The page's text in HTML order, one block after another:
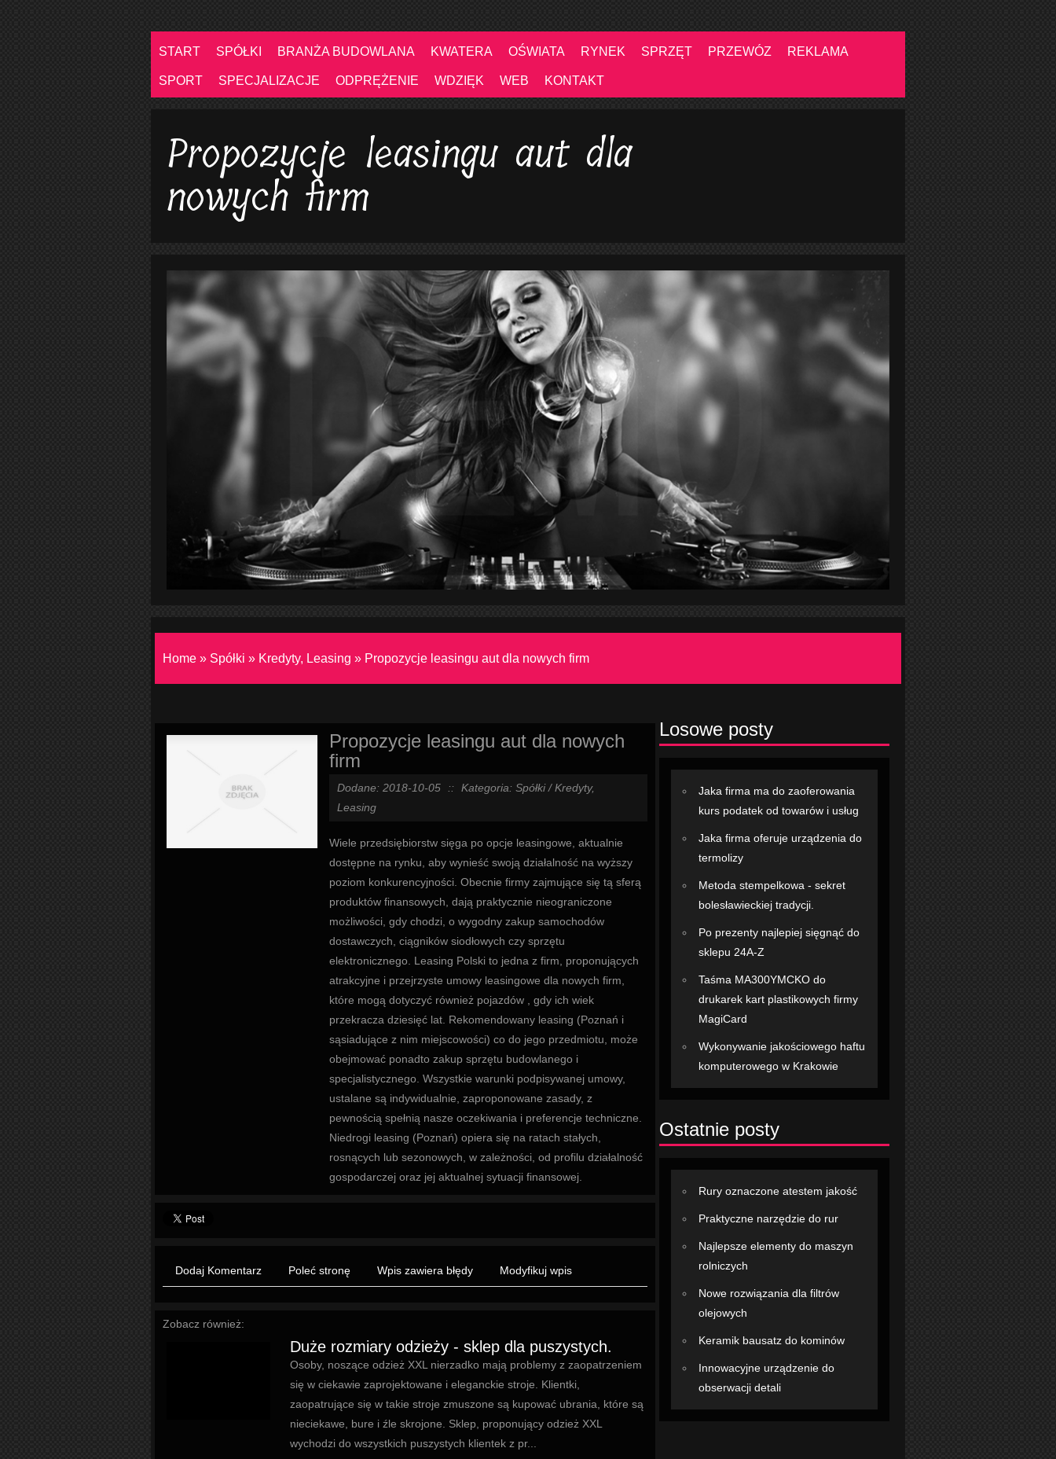
START SPÓŁKI BRANŻA BUDOWLANA KWATERA OŚWIATA RYNEK SPRZĘT PRZEWÓZ REKLAMA
SPORT SPECJALIZACJE ODPRĘŻENIE WDZIĘK WEB KONTAKT
Propozycje leasingu aut dla
nowych firm
Home » Spółki » Kredyty, Leasing » Propozycje leasingu aut dla nowych firm
Propozycje leasingu aut dla nowych
firm
Dodane: 2018-10-05 ::
Kategoria: Spółki / Kredyty,
Leasing
Wiele przedsiębiorstw sięga po opcje leasingowe, aktualnie
dostępne na rynku, aby wynieść swoją działalność na wyższy
poziom konkurencyjności. Obecnie firmy zajmujące się tą sferą
produktów finansowych, dają praktycznie nieograniczone
możliwości, gdy chodzi, o wygodny zakup samochodów
dostawczych, ciągników siodłowych czy sprzętu
elektronicznego. Leasing Polski to jedna z firm, proponujących
atrakcyjne i przejrzyste umowy leasingowe dla nowych firm,
które mogą dotyczyć również pojazdów , gdy ich wiek
przekracza dziesięć lat. Rekomendowany leasing (Poznań i
sąsiadujące z nim miejscowości) co do jego przedmiotu, może
obejmować ponadto zakup sprzętu budowlanego i
specjalistycznego. Wszystkie warunki podpisywanej umowy,
ustalane są indywidualnie, zaproponowane zasady, z
pewnością spełnią nasze oczekiwania i preferencje techniczne.
Niedrogi leasing (Poznań) opiera się na ratach stałych,
rosnących lub sezonowych, w zależności, od profilu działalność
gospodarczej oraz jej aktualnej sytuacji finansowej.
Dodaj Komentarz Poleć stronę Wpis zawiera błędy Modyfikuj wpis
Zobacz również:
Duże rozmiary odzieży - sklep dla puszystych.
Osoby, noszące odzież XXL nierzadko mają problemy z zaopatrzeniem
się w ciekawie zaprojektowane i eleganckie stroje. Klientki,
zaopatrujące się w takie stroje zmuszone są kupować ubrania, które są
nieciekawe, bure i źle skrojone. Sklep, proponujący odzież XXL
wychodzi do wszystkich puszystych klientek z pr...
Losowe posty
Jaka firma ma do zaoferowania
kurs podatek od towarów i usług
Jaka firma oferuje urządzenia do
termolizy
Metoda stempelkowa - sekret
bolesławieckiej tradycji.
Po prezenty najlepiej sięgnąć do
sklepu 24A-Z
Taśma MA300YMCKO do
drukarek kart plastikowych firmy
MagiCard
Wykonywanie jakościowego haftu
komputerowego w Krakowie
Ostatnie posty
Rury oznaczone atestem jakość
Praktyczne narzędzie do rur
Najlepsze elementy do maszyn
rolniczych
Nowe rozwiązania dla filtrów
olejowych
Keramik bausatz do kominów
Innowacyjne urządzenie do
obserwacji detali